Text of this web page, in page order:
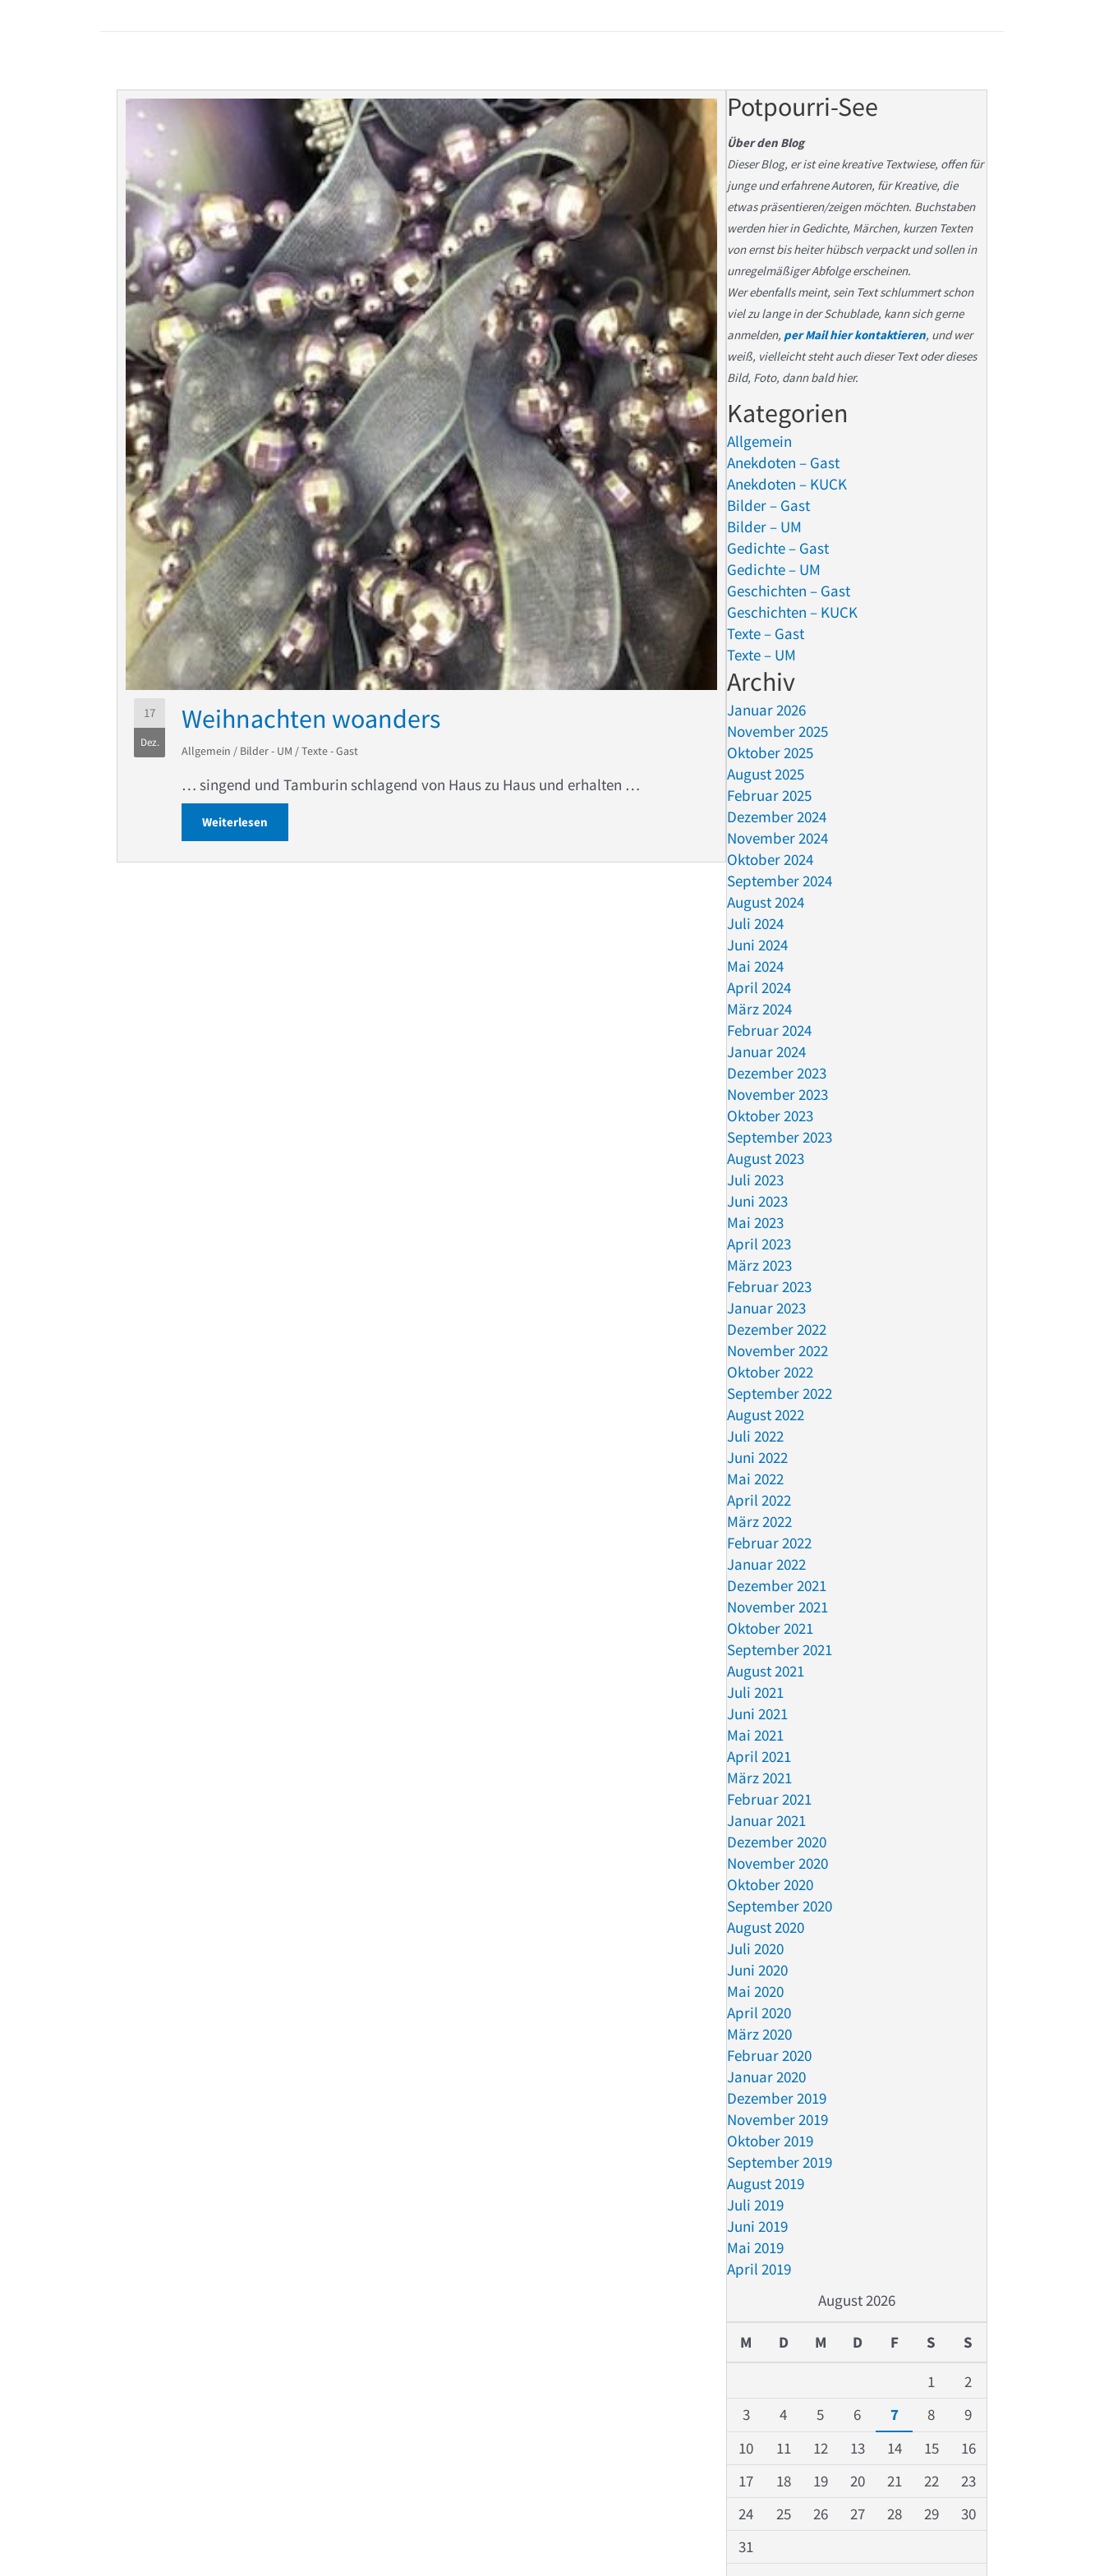
17
Dez.
Weihnachten woanders
Allgemein / Bilder - UM /Texte - Gast
… singend und Tamburin schlagend von Haus zu Haus und erhalten …
Weiterlesen
Potpourri-See
Über den Blog
Dieser Blog, er ist eine kreative Textwiese, offen für
junge und erfahrene Autoren, für Kreative, die
etwas präsentieren/zeigen möchten. Buchstaben
werden hier in Gedichte, Märchen, kurzen Texten
von ernst bis heiter hübsch verpackt und sollen in
unregelmäßiger Abfolge erscheinen.
Wer ebenfalls meint, sein Text schlummert schon
viel zu lange in der Schublade, kann sich gerne
anmelden, per Mail hier kontaktieren, und wer
weiß, vielleicht steht auch dieser Text oder dieses
Bild, Foto, dann bald hier.
Kategorien
Allgemein
Anekdoten – Gast
Anekdoten – KUCK
Bilder – Gast
Bilder – UM
Gedichte – Gast
Gedichte – UM
Geschichten – Gast
Geschichten – KUCK
Texte – Gast
Texte – UM
Archiv
Januar 2026
November 2025
Oktober 2025
August 2025
Februar 2025
Dezember 2024
November 2024
Oktober 2024
September 2024
August 2024
Juli 2024
Juni 2024
Mai 2024
April 2024
März 2024
Februar 2024
Januar 2024
Dezember 2023
November 2023
Oktober 2023
September 2023
August 2023
Juli 2023
Juni 2023
Mai 2023
April 2023
März 2023
Februar 2023
Januar 2023
Dezember 2022
November 2022
Oktober 2022
September 2022
August 2022
Juli 2022
Juni 2022
Mai 2022
April 2022
März 2022
Februar 2022
Januar 2022
Dezember 2021
November 2021
Oktober 2021
September 2021
August 2021
Juli 2021
Juni 2021
Mai 2021
April 2021
März 2021
Februar 2021
Januar 2021
Dezember 2020
November 2020
Oktober 2020
September 2020
August 2020
Juli 2020
Juni 2020
Mai 2020
April 2020
März 2020
Februar 2020
Januar 2020
Dezember 2019
November 2019
Oktober 2019
September 2019
August 2019
Juli 2019
Juni 2019
Mai 2019
April 2019
August 2026
M D M D F S
S
1
2
3
4 5 6 7 8
9
10
11 12 13 14 15
16
17
18 19 20 21 22
23
24
25 26 27 28 29
30
31